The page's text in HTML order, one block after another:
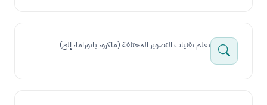
تعلم تقنيات التصوير المختلفة (ماكرو، بانوراما، إلخ)